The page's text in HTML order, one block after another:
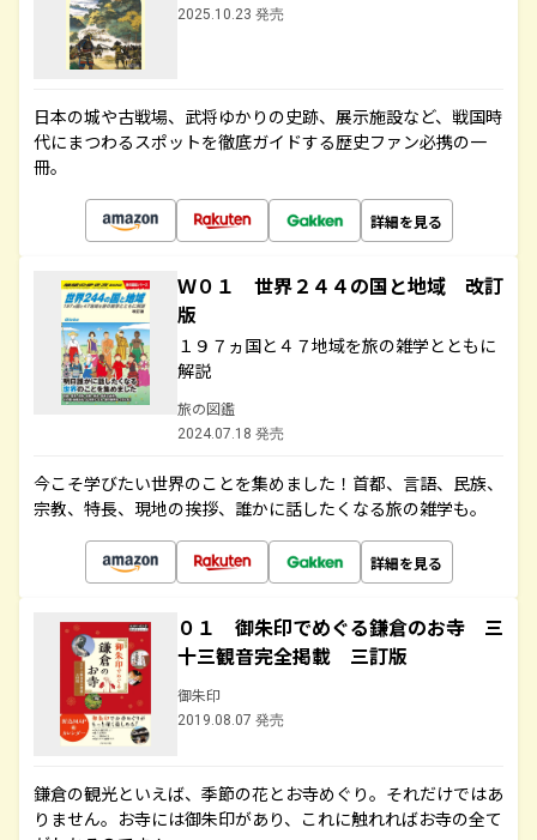
2025.10.23 発売
日本の城や古戦場、武将ゆかりの史跡、展示施設など、戦国時
代にまつわるスポットを徹底ガイドする歴史ファン必携の一
冊。
詳細を見る
Ｗ０１ 世界２４４の国と地域 改訂
版
１９７ヵ国と４７地域を旅の雑学とともに
解説
旅の図鑑
2024.07.18 発売
今こそ学びたい世界のことを集めました！首都、言語、民族、
宗教、特長、現地の挨拶、誰かに話したくなる旅の雑学も。
詳細を見る
０１ 御朱印でめぐる鎌倉のお寺 三
十三観音完全掲載 三訂版
御朱印
2019.08.07 発売
鎌倉の観光といえば、季節の花とお寺めぐり。それだけではあ
りません。お寺には御朱印があり、これに触れればお寺の全て